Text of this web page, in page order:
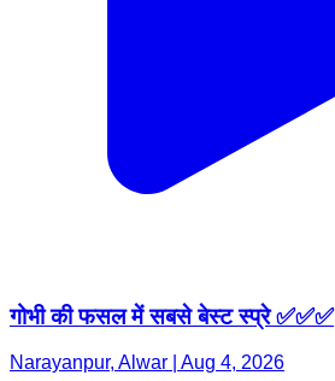
गोभी की फसल में सबसे बेस्ट स्प्रे ✅✅✅
Narayanpur, Alwar | Aug 4, 2026